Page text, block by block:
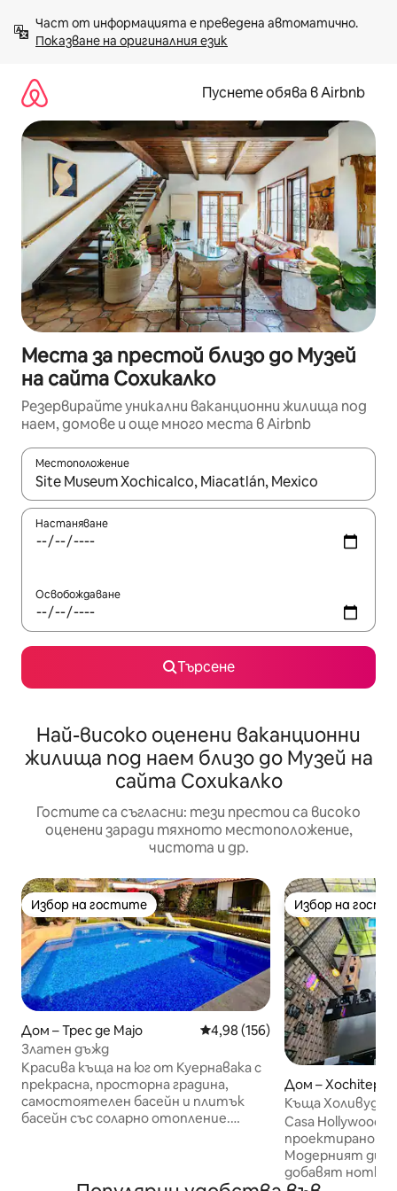
към
съдържанието
Показване на оригиналния език
Пуснете обява в Airbnb
Места за престой близо до Музей
на сайта Сохикалко
Резервирайте уникални ваканционни жилища под
наем, домове и още много места в Airbnb
Местоположение
Когато резултатите се покажат, използвайте
Настаняване
Освобождаване
Търсене
Най-високо оценени ваканционни
жилища под наем близо до Музей на
сайта Сохикалко
Гостите са съгласни: тези престои са високо
оценени заради тяхното местоположение,
чистота и др.
Избор на гостите
Избор на гостите
Дом – Трес де Мајо Средна оценка: 4,98 от 5,
4,98 (156)
Златен дъжд
Красива къща на юг от Куернавака с
прекрасна, просторна градина,
самостоятелен басейн и плитък
басейн със соларно отопление.
вратичка за деца и домашни
Избор на
Избор на
Дом – Xochitepec
Къща Холивуд
Casa Hollywood
проектирано
Модерният
добавят нотка